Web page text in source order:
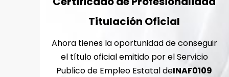
Titulación Oficial
Ahora tienes la oportunidad de conseguir
el título oficial emitido por el Servicio
Publico de Empleo Estatal deINAF0109